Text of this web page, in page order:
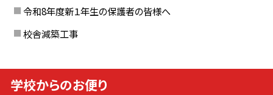
令和8年度新１年生の保護者の皆様へ
校舎減築工事
学校からのお便り